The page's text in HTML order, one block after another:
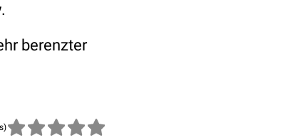
berenzter